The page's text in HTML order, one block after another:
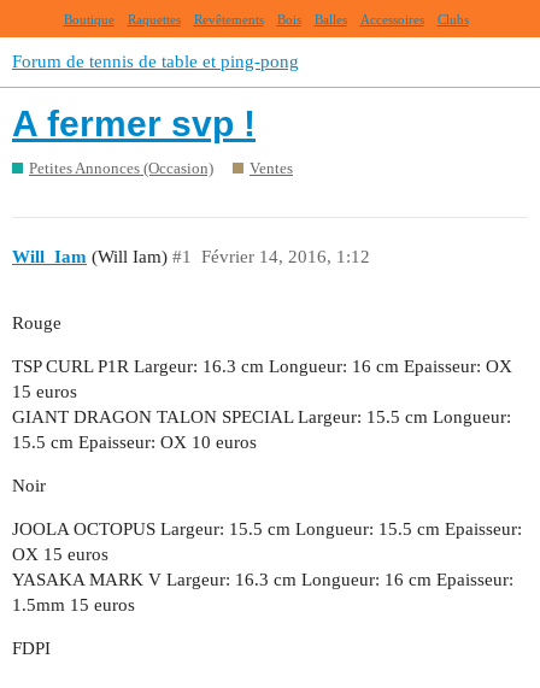
Boutique Raquettes Revêtements Bois Balles Accessoires Clubs
Forum de tennis de table et ping-pong
A fermer svp !
Petites Annonces (Occasion) Ventes
Will_Iam (Will Iam) Février 14, 2016, 1:12
#1
Rouge
TSP CURL P1R Largeur: 16.3 cm Longueur: 16 cm Epaisseur: OX
15 euros
GIANT DRAGON TALON SPECIAL Largeur: 15.5 cm Longueur:
15.5 cm Epaisseur: OX 10 euros
Noir
JOOLA OCTOPUS Largeur: 15.5 cm Longueur: 15.5 cm Epaisseur:
OX 15 euros
YASAKA MARK V Largeur: 16.3 cm Longueur: 16 cm Epaisseur:
1.5mm 15 euros
FDPI